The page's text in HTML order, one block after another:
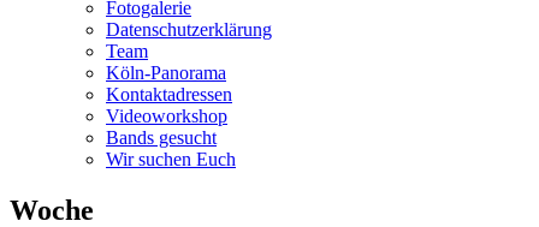
Fotogalerie
Datenschutzerklärung
Team
Köln-Panorama
Kontaktadressen
Videoworkshop
Bands gesucht
Wir suchen Euch
Woche